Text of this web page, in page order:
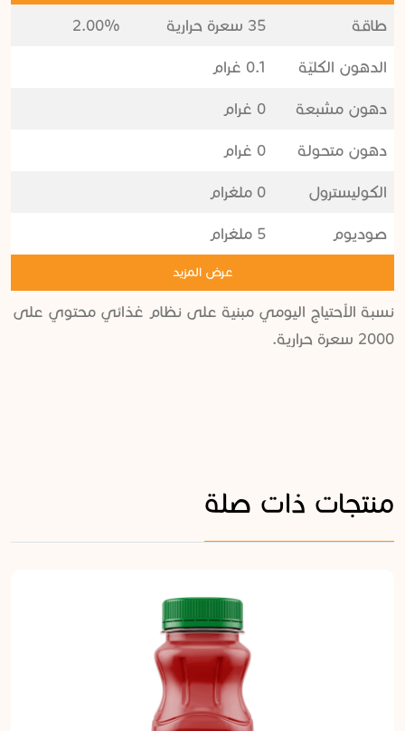
طاقة 35 سعرة حرارية 2.00%
الدهون الكليّة 0.1 غرام
دهون مشبعة 0 غرام
دهون متحولة 0 غرام
الكوليسترول 0 ملغرام
صوديوم 5 ملغرام
عرض المزيد
نسبة الأحتياج اليومي مبنية على نظام غذائي محتوي على
2000 سعرة حرارية.
منتجات ذات صلة